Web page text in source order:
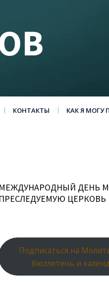
КОНТАКТЫ КАК Я МОГУ
МЕЖДУНАРОДНЫЙ ДЕНЬ
ПРЕСЛЕДУЕМУЮ ЦЕРКОВЬ
Подписаться на
бюллетень и